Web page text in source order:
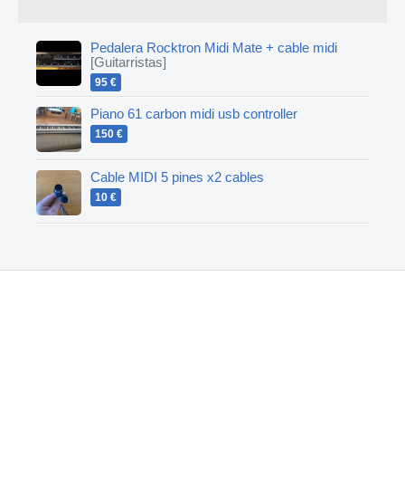
Pedalera Rocktron Midi Mate + cable midi
[Guitarristas]
95 €
Piano 61 carbon midi usb controller
150 €
Cable MIDI 5 pines x2 cables
10 €